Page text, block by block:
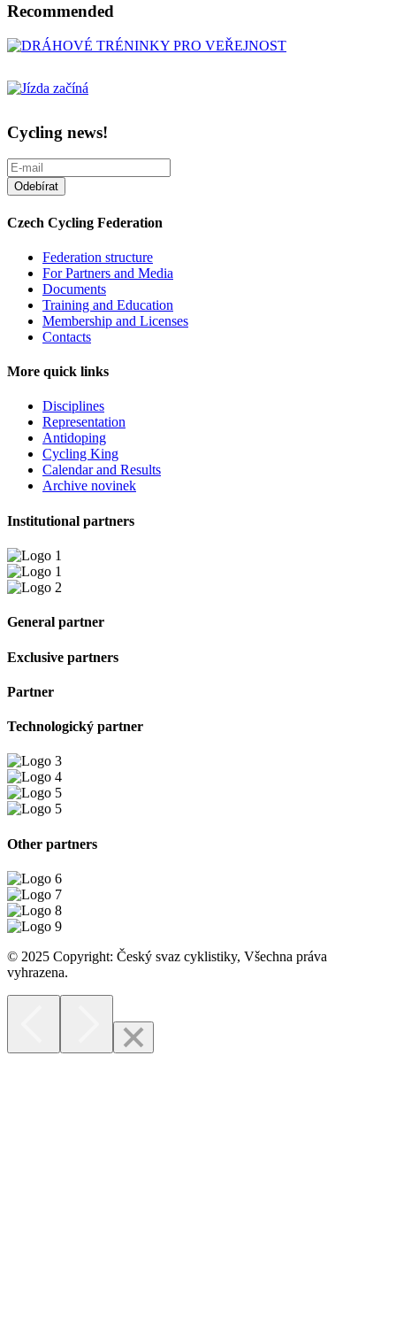
Recommended
Cycling news!
Czech Cycling Federation
Federation structure
For Partners and Media
Documents
Training and Education
Membership and Licenses
Contacts
More quick links
Disciplines
Representation
Antidoping
Cycling King
Calendar and Results
Archive novinek
Institutional partners
General partner
Exclusive partners
Partner
Technologický partner
Other partners
© 2025 Copyright: Český svaz cyklistiky, Všechna práva
vyhrazena.